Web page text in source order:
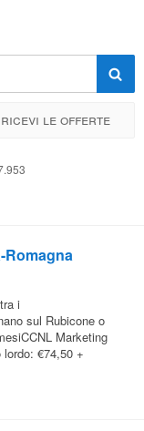
Ricevi le offerte
Romagna
i
sul Rubicone o
Marketing
€74,50 +